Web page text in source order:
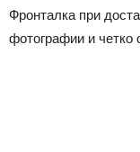
Фронталка при
фотографии и четко